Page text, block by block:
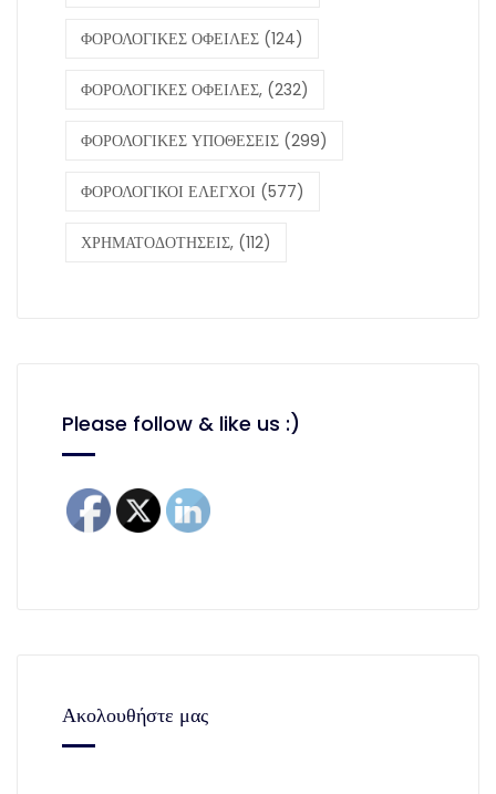
ΦΟΡΟΛΟΓΙΚΕΣ ΟΦΕΙΛΕΣ (124)
ΦΟΡΟΛΟΓΙΚΕΣ ΟΦΕΙΛΕΣ, (232)
ΦΟΡΟΛΟΓΙΚΕΣ ΥΠΟΘΕΣΕΙΣ (299)
ΦΟΡΟΛΟΓΙΚΟΙ ΕΛΕΓΧΟΙ (577)
ΧΡΗΜΑΤΟΔΟΤΗΣΕΙΣ, (112)
Please follow & like us :)
Ακολουθήστε μας